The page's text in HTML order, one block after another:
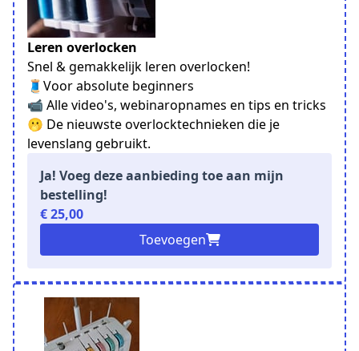
Leren overlocken
Snel & gemakkelijk leren overlocken!
🧵Voor absolute beginners
📹 Alle video's, webinaropnames en tips en tricks
🫢 De nieuwste overlocktechnieken die je
levenslang gebruikt.
Ja! Voeg deze aanbieding toe aan mijn
bestelling!
€ 25,00
Toevoegen